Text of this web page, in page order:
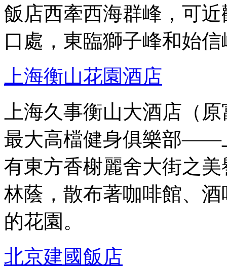
飯店西牽西海群峰，可
口處，東臨獅子峰和始信
上海衡山花園酒店
上海久事衡山大酒店（
最大高檔健身俱樂部——
有東方香榭麗舍大街之
林蔭，散布著咖啡館、
的花園。
北京建國飯店